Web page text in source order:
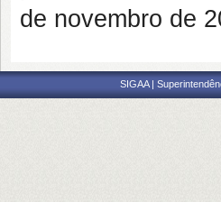
de novembro de
SIGAA |